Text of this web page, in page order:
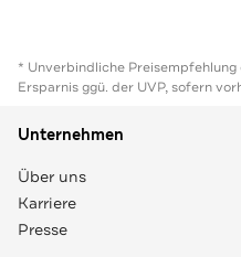
* Unverbindliche
Ersparnis ggü. der UVP, sofern
Unternehmen
Über uns
Karriere
Presse